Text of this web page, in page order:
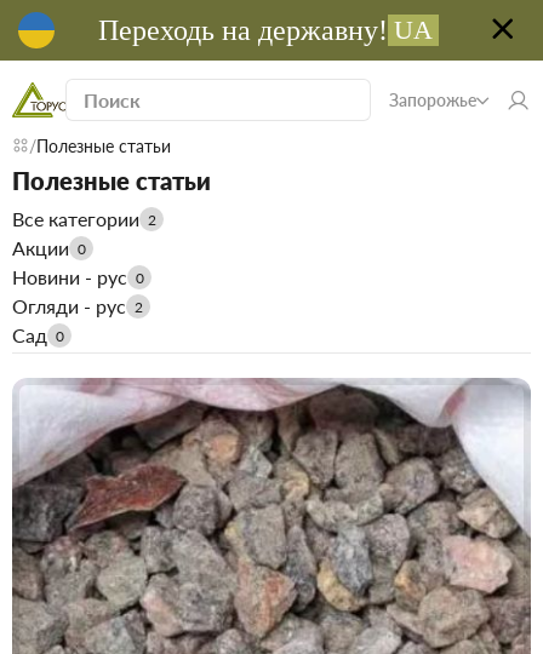
Переходь на державну! UA
Запорожье
Полезные статьи
Полезные статьи
Все категории 2
Акции 0
Новини - рус 0
Огляди - рус 2
Сад 0